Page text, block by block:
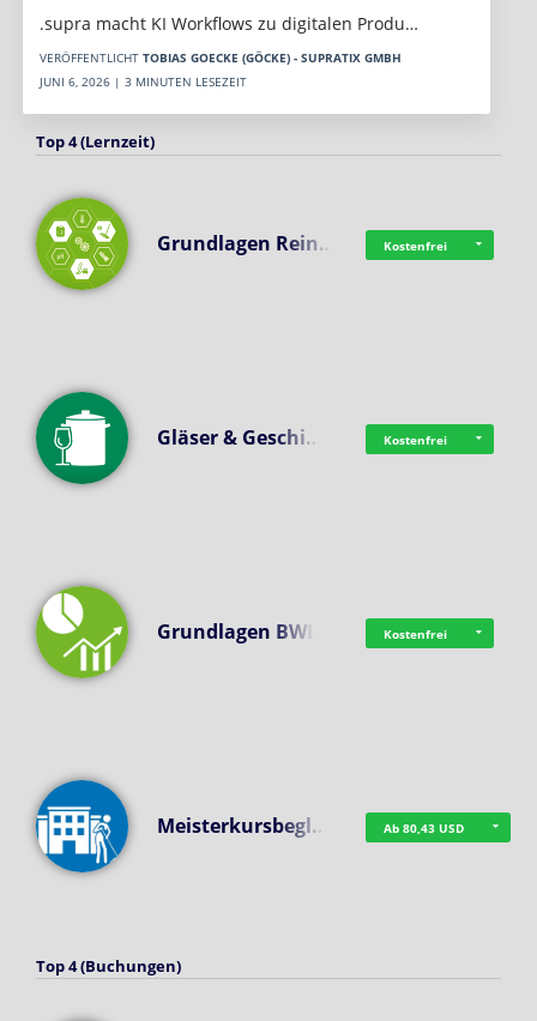
.supra macht KI Workflows zu digitalen Produ…
VERÖFFENTLICHT TOBIAS GOECKE (GÖCKE) - SUPRATIX GMBH
JUNI 6, 2026 | 3 MINUTEN LESEZEIT
Top 4 (Lernzeit)
Grundlagen Rein… Kostenfrei
Gläser & Geschi… Kostenfrei
Grundlagen BWL Kostenfrei
Meisterkursbegl… Ab 80,43 USD
Top 4 (Buchungen)